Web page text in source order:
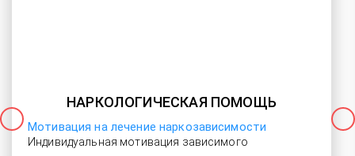
НАРКОЛОГИЧЕСКАЯ ПОМОЩЬ
Мотивация на лечение наркозависимости
Индивидуальная мотивация зависимого